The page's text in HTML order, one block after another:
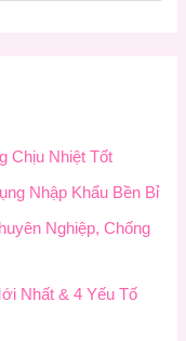
Chịu Nhiệt Tốt
Nhập Khẩu Bền Bỉ
Nghiệp, Chống
Nhất & 4 Yếu Tố